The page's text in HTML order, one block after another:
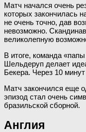
Матч начался очень
которых закончилась
не очень точно, дав
невозможно.
великолепную
В итоге, команда
Шельдеруп делает
Бекера. Через 10
Матч закончился еще
эпизод стал очень
бразильской сборной.
Англия